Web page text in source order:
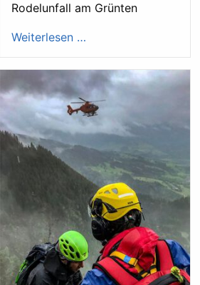
Rodelunfall am Grünten
Weiterlesen …